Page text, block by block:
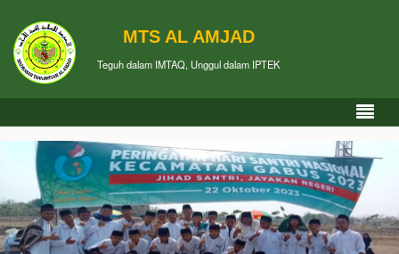
MTS AL AMJAD
Teguh dalam IMTAQ, Unggul dalam IPTEK